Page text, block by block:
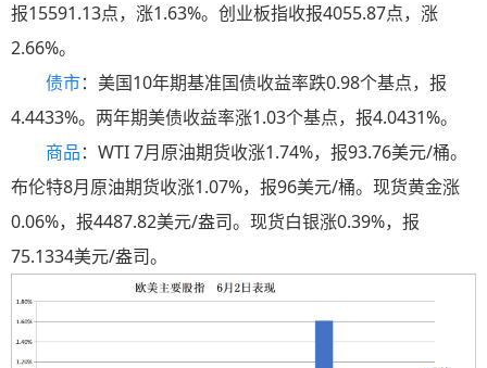
报15591.13点，涨1.63%。创业板指收报4055.87点，涨
2.66%。
债市：美国10年期基准国债收益率跌0.98个基点，报
4.4433%。两年期美债收益率涨1.03个基点，报4.0431%。
商品：WTI 7月原油期货收涨1.74%，报93.76美元/桶。
布伦特8月原油期货收涨1.07%，报96美元/桶。现货黄金涨
0.06%，报4487.82美元/盎司。现货白银涨0.39%，报
75.1334美元/盎司。